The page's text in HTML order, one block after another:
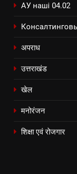
АУ наші 04.02
अपराध
उत्तराखंड
खेल
मनोरंजन
शिक्षा एवं रोजगार